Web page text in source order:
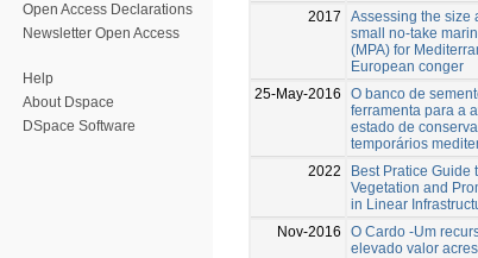
Open Access Declarations
Newsletter Open Access
Help
About Dspace
DSpace Software
2017
Assessing the size
small no-take
(MPA) for
European conger
25-May-2016
O banco de
ferramenta para a
estado de
temporários
2022
Best Pratice Guide
Vegetation and
in Linear
Nov-2016
O Cardo -Um
elevado valor